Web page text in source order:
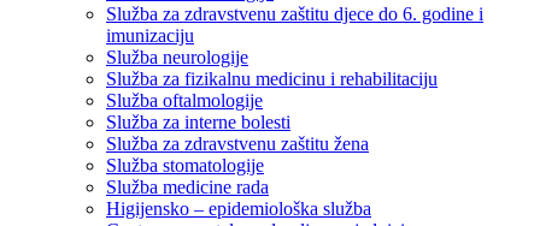
Služba za zdravstvenu zaštitu djece do 6. godine i
imunizaciju
Služba neurologije
Služba za fizikalnu medicinu i rehabilitaciju
Služba oftalmologije
Služba za interne bolesti
Služba za zdravstvenu zaštitu žena
Služba stomatologije
Služba medicine rada
Higijensko – epidemiološka služba